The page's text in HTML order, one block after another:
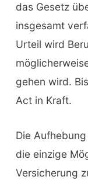
das Gesetz
insgesamt
Urteil wird
gehen wird.
Act in Kraft.
Die
die einzige
Versicherung